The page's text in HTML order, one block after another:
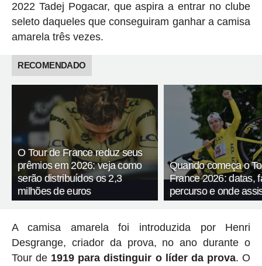
2022 Tadej Pogacar, que aspira a entrar no clube
seleto daqueles que conseguiram ganhar a camisa
amarela três vezes.
RECOMENDADO
O Tour de France reduz seus
prêmios em 2026: veja como
serão distribuídos os 2,3
milhões de euros
Quando começa o
France 2026: datas,
percurso e onde
A camisa amarela foi introduzida por Henri
Desgrange, criador da prova, no ano durante o
Tour de 1919 para distinguir o líder da prova. O